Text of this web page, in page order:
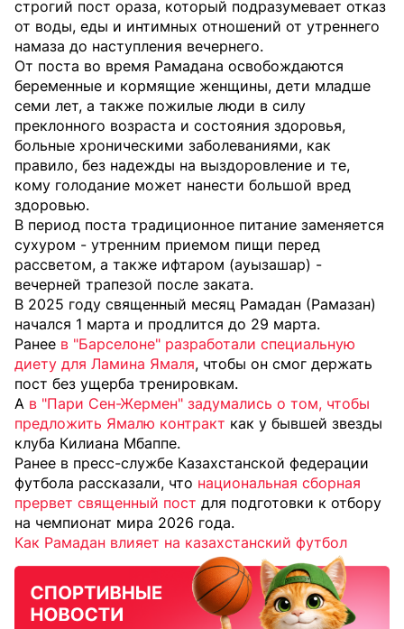
строгий пост ораза, который подразумевает отказ
от воды, еды и интимных отношений от утреннего
намаза до наступления вечернего.
От поста во время Рамадана освобождаются
беременные и кормящие женщины, дети младше
семи лет, а также пожилые люди в силу
преклонного возраста и состояния здоровья,
больные хроническими заболеваниями, как
правило, без надежды на выздоровление и те,
кому голодание может нанести большой вред
здоровью.
В период поста традиционное питание заменяется
сухуром - утренним приемом пищи перед
рассветом, а также ифтаром (ауызашар) -
вечерней трапезой после заката.
В 2025 году священный месяц Рамадан (Рамазан)
начался 1 марта и продлится до 29 марта.
Ранее в "Барселоне" разработали специальную
диету для Ламина Ямаля, чтобы он смог держать
пост без ущерба тренировкам.
А в "Пари Сен-Жермен" задумались о том, чтобы
предложить Ямалю контракт как у бывшей звезды
клуба Килиана Мбаппе.
Ранее в пресс-службе Казахстанской федерации
футбола рассказали, что национальная сборная
прервет священный пост для подготовки к отбору
на чемпионат мира 2026 года.
Как Рамадан влияет на казахстанский футбол